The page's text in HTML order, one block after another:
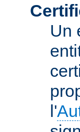
Un
l'